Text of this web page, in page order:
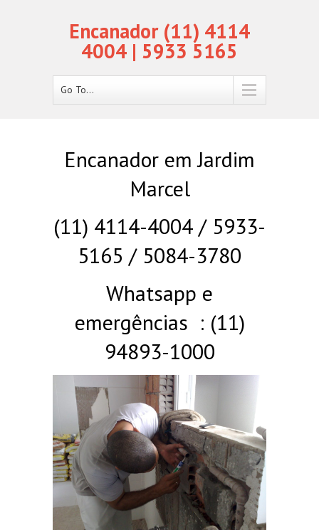
Encanador (11) 4114
4004 | 5933 5165
Go To...
Encanador em Jardim
Marcel
(11) 4114-4004 / 5933-
5165 / 5084-3780
Whatsapp e
emergências : (11)
94893-1000